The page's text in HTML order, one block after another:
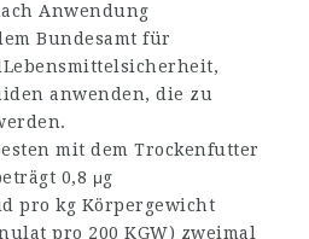
Anwendung
Bundesamt für
anwenden, die zu
mit dem Trockenfutter
0,8 μg
pro kg Körpergewicht
pro 200 KGW) zweimal